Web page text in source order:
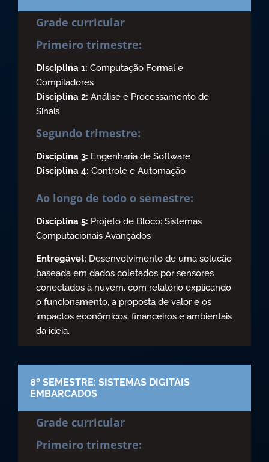
Grade curricular
Primeiro trimestre:
Disciplina 1: Computação Formal e
Compiladores
Disciplina 2: Análise e Processamento de
Sinais
Segundo trimestre:
Disciplina 3: Engenharia de Software
Disciplina 4: Controle e Automação
Ao longo de todo o semestre:
Disciplina 5: Projeto de Bloco: Sistemas
Computacionais Avançados
Entregável: Desenvolvimento de uma solução
baseada em dados coletados por sensores
conectados à nuvem, com relatório explicando
o funcionamento, a proposta de valor e os
impactos econômicos, financeiros e ambientais
da ideia.
8º SEMESTRE: SISTEMAS DIGITAIS
EMBARCADOS
Grade curricular
Primeiro trimestre: